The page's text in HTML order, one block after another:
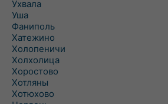
Ухвала
Уша
Фаниполь
Хатежино
Холопеничи
Холхолица
Хоростово
Хотляны
Хотюхово